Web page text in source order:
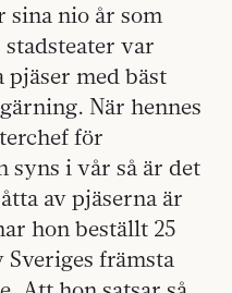
sina nio år som
var
med bäst
När hennes
för
syns i vår så är det
av pjäserna är
hon beställt 25
främsta